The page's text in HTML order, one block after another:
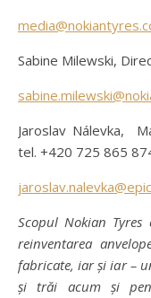
Sabine Milewski,
Jaroslav Nálevka,
tel. +420 725 865
Scopul Nokian
reinventarea
fabricate, iar și iar –
și trăi acum și